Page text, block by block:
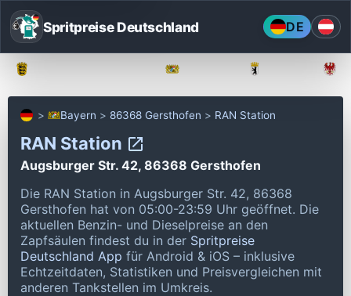
Spritpreise Deutschland DE
Bayern 86368 Gersthofen RAN Station
RAN Station
Augsburger Str. 42, 86368 Gersthofen
Die RAN Station in Augsburger Str. 42, 86368
Gersthofen hat von 05:00-23:59 Uhr geöffnet. Die
aktuellen Benzin- und Dieselpreise an den
Zapfsäulen findest du in der Spritpreise
Deutschland App für Android & iOS – inklusive
Echtzeitdaten, Statistiken und Preisvergleichen mit
anderen Tankstellen im Umkreis.